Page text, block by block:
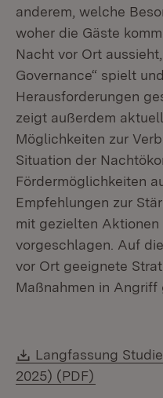
anderem, welche
woher die Gäste
Nacht vor Ort
Governance“ spielt
Herausforderungen
zeigt außerdem
Möglichkeiten zur
Situation der
Fördermöglichkeiten
Empfehlungen zur
mit gezielten Aktionen
vorgeschlagen. Auf
vor Ort geeignete
Maßnahmen in Angriff
Download:
Langfassung
2025) (PDF)